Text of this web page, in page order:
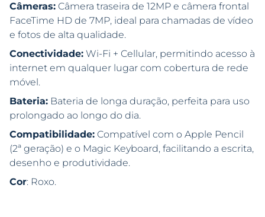
Câmeras: Câmera traseira de 12MP e câmera frontal
FaceTime HD de 7MP, ideal para chamadas de vídeo
e fotos de alta qualidade.
Conectividade: Wi-Fi + Cellular, permitindo acesso à
internet em qualquer lugar com cobertura de rede
móvel.
Bateria: Bateria de longa duração, perfeita para uso
prolongado ao longo do dia.
Compatibilidade: Compatível com o Apple Pencil
(2ª geração) e o Magic Keyboard, facilitando a escrita,
desenho e produtividade.
Cor: Roxo.